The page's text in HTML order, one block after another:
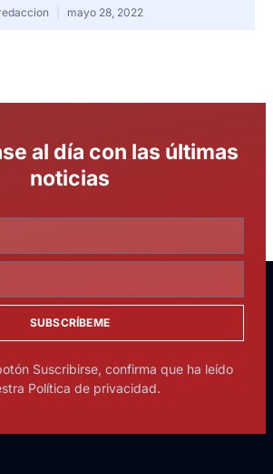
mayo 28, 2022
al día con las últimas
noticias
SUBSCRÍBEME
Suscribirse, confirma que ha leído
Política de privacidad.